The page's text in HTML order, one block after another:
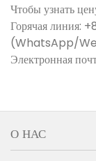
Чтобы узнать
Горячая линия:
(WhatsApp/
Электронная
О НАС